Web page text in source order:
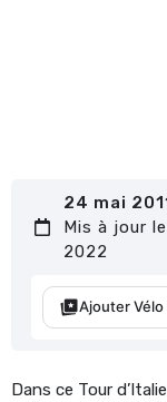
24 mai
Mis à jour
2022
Ajouter Vélo
Dans ce Tour